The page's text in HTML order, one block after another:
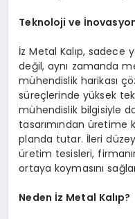
Teknoloji ve
İz Metal Kalıp, sadece
değil, aynı zamanda
mühendislik harikası
süreçlerinde yüksek
mühendislik bilgisiyle
tasarımından
planda tutar. İleri
üretim tesisleri,
ortaya koymasını
Neden İz Metal Kalıp?